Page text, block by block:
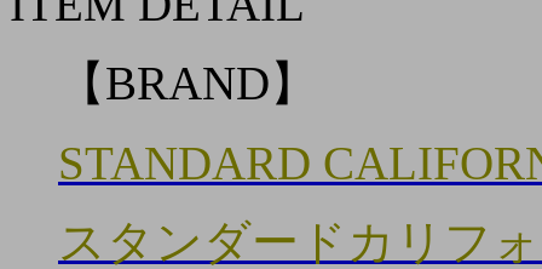
【BRAND】
STANDARD
スタンダードカリフ